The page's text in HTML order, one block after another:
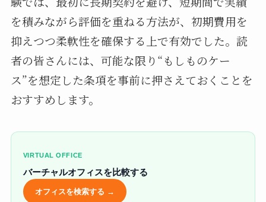
を積みながら評価を重ねる方法が、初期費用を
抑えつつ柔軟性を確保する上で有効でした。読
者の皆さんには、可能な限り“もしものケー
ス”を想定した条項を事前に押さえておくことを
おすすめします。
VIRTUAL OFFICE
バーチャルオフィスを比較する
オフィスを検索する →